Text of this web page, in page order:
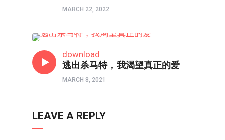
MARCH 22, 2022
download
逃出杀马特，我渴望真正的爱
MARCH 8, 2021
LEAVE A REPLY